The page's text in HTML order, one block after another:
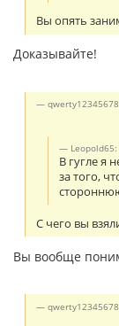
Вы опять
Доказывайте!
Leopold65:
В гугле я
за того,
С чего вы
Вы вообще